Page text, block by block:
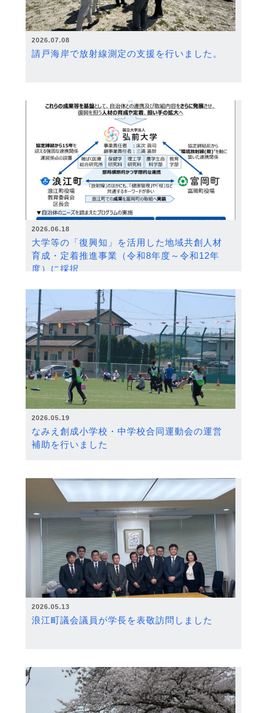
2026.07.08
請戸海岸で放射線測定の支援を行いました。
2026.06.18
大学等の「復興知」を活用した地域共創人材
育成・定着推進事業（令和8年度～令和12年
度）に採択
2026.05.19
なみえ創成小学校・中学校合同運動会の運営
補助を行いました
2026.05.13
浪江町議会議員が学長を表敬訪問しました